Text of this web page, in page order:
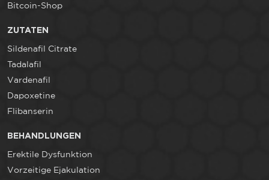
Bitcoin-Shop
ZUTATEN
Sildenafil Citrate
Tadalafil
Vardenafil
Dapoxetine
Flibanserin
BEHANDLUNGEN
Erektile Dysfunktion
Vorzeitige Ejakulation